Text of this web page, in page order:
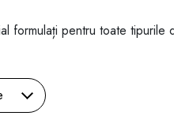
formulați pentru toate